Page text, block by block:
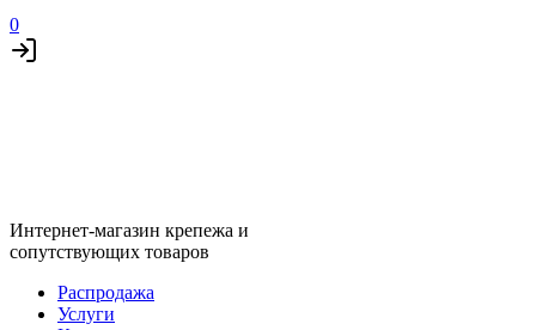
0
Интернет-магазин крепежа и
сопутствующих товаров
Распродажа
Услуги